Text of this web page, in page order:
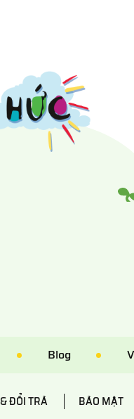
Blog
ĐỔI TRẢ BẢO MẬT